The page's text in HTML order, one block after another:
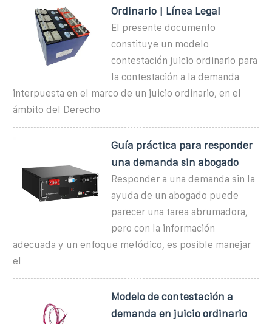
Ordinario | Lí­nea Legal
El presente documento
constituye un modelo
contestación juicio ordinario para
la contestación a la demanda
interpuesta en el marco de un juicio ordinario, en el
ámbito del Derecho
Guía práctica para responder
una demanda sin abogado
Responder a una demanda sin la
ayuda de un abogado puede
parecer una tarea abrumadora,
pero con la información
adecuada y un enfoque metódico, es posible manejar
el
Modelo de contestación a
demanda en juicio ordinario